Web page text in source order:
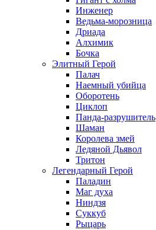
Инженер
Ведьма-морозница
Дриада
Алхимик
Бочка
Элитный Герой
Палач
Наемный убийца
Оборотень
Циклоп
Панда-разрушитель
Шаман
Королева змей
Ледяной Дьявол
Тритон
Легендарный Герой
Паладин
Маг духа
Ниндзя
Суккуб
Рыцарь